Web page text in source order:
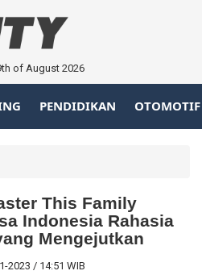
of August 2026
PENDIDIKAN OTOMOTIF
This Family
Indonesia Rahasia
Mengejutkan
2023 / 14:51 WIB